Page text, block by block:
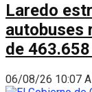
Laredo
autobuses
de
06/08/26 10:07